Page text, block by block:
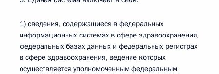
1) сведения, содержащиеся в федеральных
информационных системах в сфере здравоохранения,
федеральных базах данных и федеральных регистрах
в сфере здравоохранения, ведение которых
осуществляется уполномоченным федеральным